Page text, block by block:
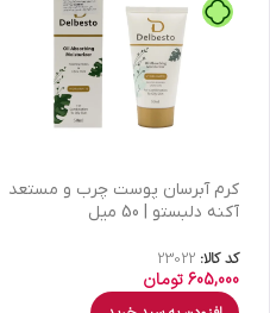
كرم آبرسان پوست چرب و مستعد
آکنه دلبستو | 50 میل
کد کالا: 23022
605,000تومان